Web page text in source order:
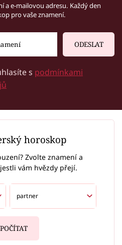
a e-mailovou adresu. Každý den
pro vaše znamení.
ODESLAT
s podmínkami
horoskop
Zvolte znamení a
vám hvězdy přejí.